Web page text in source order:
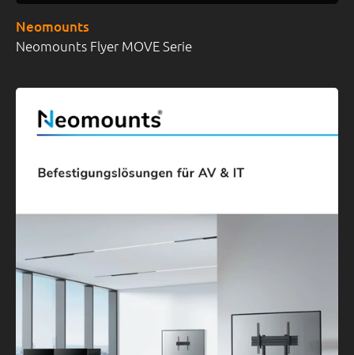
Neomounts Flyer MOVE Serie
Neomounts